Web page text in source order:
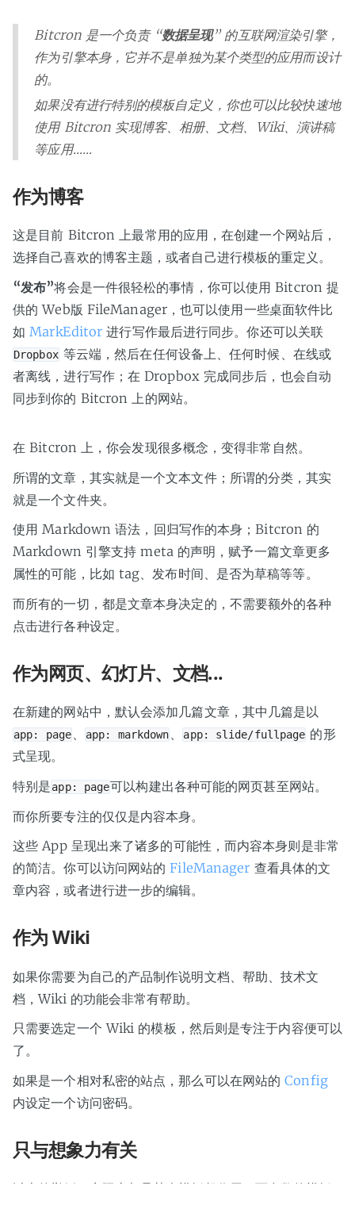
Bitcron 是一个负责 “数据呈现” 的互联网渲染引擎，
作为引擎本身，它并不是单独为某个类型的应用而设计
的。
如果没有进行特别的模板自定义，你也可以比较快速地
使用 Bitcron 实现博客、相册、文档、Wiki、演讲稿
等应用……
作为博客
这是目前 Bitcron 上最常用的应用，在创建一个网站后，
选择自己喜欢的博客主题，或者自己进行模板的重定义。
“发布”将会是一件很轻松的事情，你可以使用 Bitcron 提
供的 Web版 FileManager，也可以使用一些桌面软件比
如 MarkEditor 进行写作最后进行同步。你还可以关联
Dropbox 等云端，然后在任何设备上、任何时候、在线或
者离线，进行写作；在 Dropbox 完成同步后，也会自动
同步到你的 Bitcron 上的网站。
在 Bitcron 上，你会发现很多概念，变得非常自然。
所谓的文章，其实就是一个文本文件；所谓的分类，其实
就是一个文件夹。
使用 Markdown 语法，回归写作的本身；Bitcron 的
Markdown 引擎支持 meta 的声明，赋予一篇文章更多
属性的可能，比如 tag、发布时间、是否为草稿等等。
而所有的一切，都是文章本身决定的，不需要额外的各种
点击进行各种设定。
作为网页、幻灯片、文档...
在新建的网站中，默认会添加几篇文章，其中几篇是以
app: page、 app: markdown、 app: slide/fullpage 的形
式呈现。
特别是app: page可以构建出各种可能的网页甚至网站。
而你所要专注的仅仅是内容本身。
这些 App 呈现出来了诸多的可能性，而内容本身则是非常
的简洁。你可以访问网站的FileManager 查看具体的文
章内容，或者进行进一步的编辑。
作为 Wiki
如果你需要为自己的产品制作说明文档、帮助、技术文
档，Wiki 的功能会非常有帮助。
只需要选定一个 Wiki 的模板，然后则是专注于内容便可以
了。
如果是一个相对私密的站点，那么可以在网站的Config
内设定一个访问密码。
只与想象力有关
以上的举例，实际上都是某个模板起作用，而多数的模板